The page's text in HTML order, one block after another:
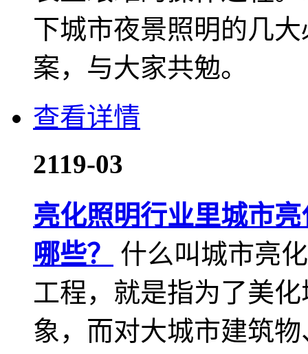
下城市夜景照明的几
案，与大家共勉。
查看详情
2119-03
亮化照明行业里城市
哪些？
什么叫城市亮
工程，就是指为了美
象，而对大城市建筑